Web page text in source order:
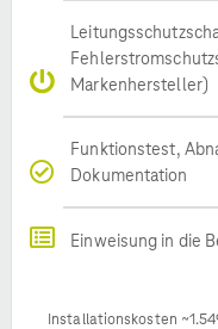
Markenhersteller)
Funktionstest,
Dokumentation
Einweisung in die
Installationskosten